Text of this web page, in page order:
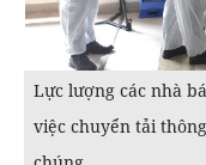
Lực lượng các nhà
việc chuyển tải